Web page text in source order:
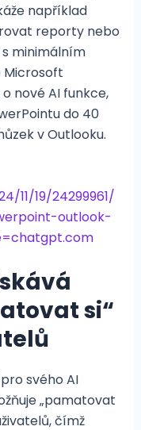
například
reporty nebo
minimálním
Microsoft
nové AI funkce,
do 40
v Outlooku.
11/19/24299961/
outlook-
si“
svého AI
„pamatovat
čímž